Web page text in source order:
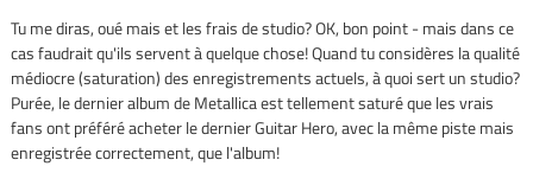
Tu me diras, oué mais et les frais de studio? OK, bon point - mais dans ce
cas faudrait qu'ils servent à quelque chose! Quand tu considères la qualité
médiocre (saturation) des enregistrements actuels, à quoi sert un studio?
Purée, le dernier album de Metallica est tellement saturé que les vrais
fans ont préféré acheter le dernier Guitar Hero, avec la même piste mais
enregistrée correctement, que l'album!